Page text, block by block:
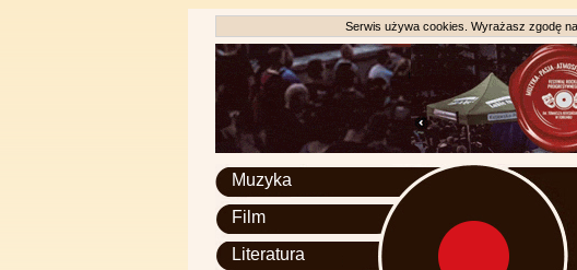
Serwis używa cookies. Wyrażasz zgodę
Muzyka
Film
Literatura